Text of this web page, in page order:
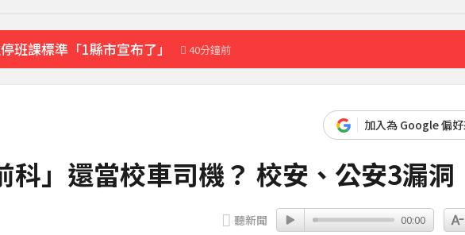
班課標準「1縣市宣布了」 40分鐘前
費講座報名中！搶先卡位 2027
大小事！
廊老闆怒：洗「霸王頭」
16分鐘前
加入為 Google 偏
科」還當校車司機？ 校安、公安3漏洞
聽新聞 00:00